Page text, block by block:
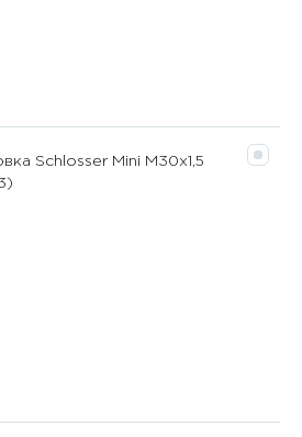
Schlosser Mini M30x1,5